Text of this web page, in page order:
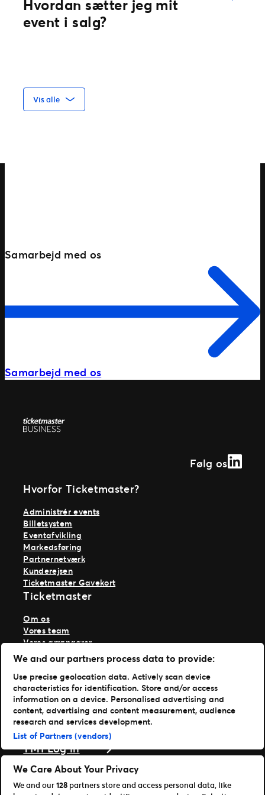
Vis alle
både nummererede og unummererede
pladser. Du kan også kombinere begge
Hvordan sætter jeg mit
event i salg?
Uanset om du har et simpelt
unummereret event eller har brug for en
Samarbejd med os
Samarbejd med os
Følg os
Hvorfor Ticketmaster?
Administrér events
Billetsystem
Eventafvikling
Markedsføring
Partnernetværk
Kunderejsen
Ticketmaster Gavekort
Ticketmaster
Om os
Vores team
Vores arrangører
Vores historie
Karriere hos Live Nation
Læs mere
Nyheder
Presse & medier
Support
TM1 Log in
Download vores apps
Ticketmaster
We and our partners process data to provide:
Use precise geolocation data. Actively scan device
characteristics for identification. Store and/or access
information on a device. Personalised advertising and
content, advertising and content measurement, audience
research and services development.
List of Partners (vendors)
We Care About Your Privacy
We and our128 partners store and access personal data, like